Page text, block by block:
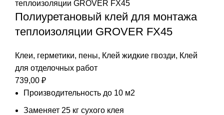
Полиуретановый клей для монтажа
теплоизоляции GROVER FX45
Клеи, герметики, пены, Клей жидкие гвозди, Клей
для отделочных работ
739,00 ₽
Производительность до 10 м2
Заменяет 25 кг сухого клея